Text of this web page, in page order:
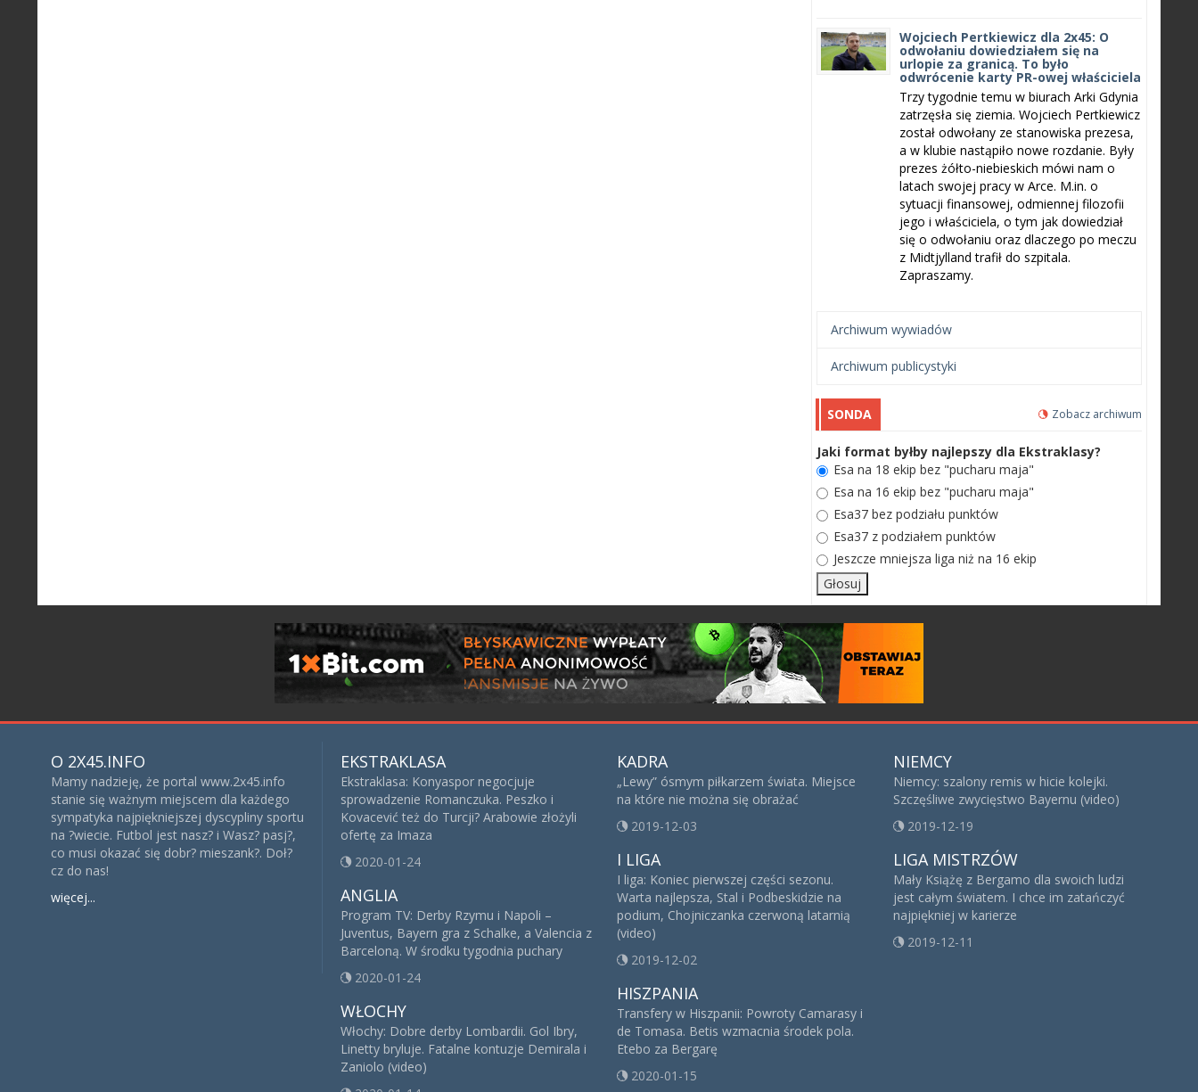
Wojciech Pertkiewicz dla 2x45: O
odwołaniu dowiedziałem się na
urlopie za granicą. To było
odwrócenie karty PR-owej właściciela
Trzy tygodnie temu w biurach Arki Gdynia
zatrzęsła się ziemia. Wojciech Pertkiewicz
został odwołany ze stanowiska prezesa,
a w klubie nastąpiło nowe rozdanie. Były
prezes żółto-niebieskich mówi nam o
latach swojej pracy w Arce. M.in. o
sytuacji finansowej, odmiennej filozofii
jego i właściciela, o tym jak dowiedział
się o odwołaniu oraz dlaczego po meczu
z Midtjylland trafił do szpitala.
Zapraszamy.
Archiwum wywiadów
Archiwum publicystyki
SONDA Zobacz archiwum
Jaki format byłby najlepszy dla Ekstraklasy?
Esa na 18 ekip bez "pucharu maja"
Esa na 16 ekip bez "pucharu maja"
Esa37 bez podziału punktów
Esa37 z podziałem punktów
Jeszcze mniejsza liga niż na 16 ekip
O 2X45.INFO
Mamy nadzieję, że portal www.2x45.info
stanie się ważnym miejscem dla każdego
sympatyka najpiękniejszej dyscypliny sportu
na ?wiecie. Futbol jest nasz? i Wasz? pasj?,
co musi okazać się dobr? mieszank?. Doł?
cz do nas!
więcej...
EKSTRAKLASA
Ekstraklasa: Konyaspor negocjuje
sprowadzenie Romanczuka. Peszko i
Kovacević też do Turcji? Arabowie złożyli
ofertę za Imaza
2020-01-24
ANGLIA
Program TV: Derby Rzymu i Napoli –
Juventus, Bayern gra z Schalke, a Valencia z
Barceloną. W środku tygodnia puchary
2020-01-24
WŁOCHY
Włochy: Dobre derby Lombardii. Gol Ibry,
Linetty bryluje. Fatalne kontuzje Demirala i
Zaniolo (video)
KADRA
„Lewy” ósmym piłkarzem świata. Miejsce
na które nie można się obrażać
2019-12-03
I LIGA
I liga: Koniec pierwszej części sezonu.
Warta najlepsza, Stal i Podbeskidzie na
podium, Chojniczanka czerwoną latarnią
(video)
2019-12-02
HISZPANIA
Transfery w Hiszpanii: Powroty Camarasy i
de Tomasa. Betis wzmacnia środek pola.
Etebo za Bergarę
2020-01-15
NIEMCY
Niemcy: szalony remis w hicie kolejki.
Szczęśliwe zwycięstwo Bayernu (video)
2019-12-19
LIGA MISTRZÓW
Mały Książę z Bergamo dla swoich ludzi
jest całym światem. I chce im zatańczyć
najpiękniej w karierze
2019-12-11